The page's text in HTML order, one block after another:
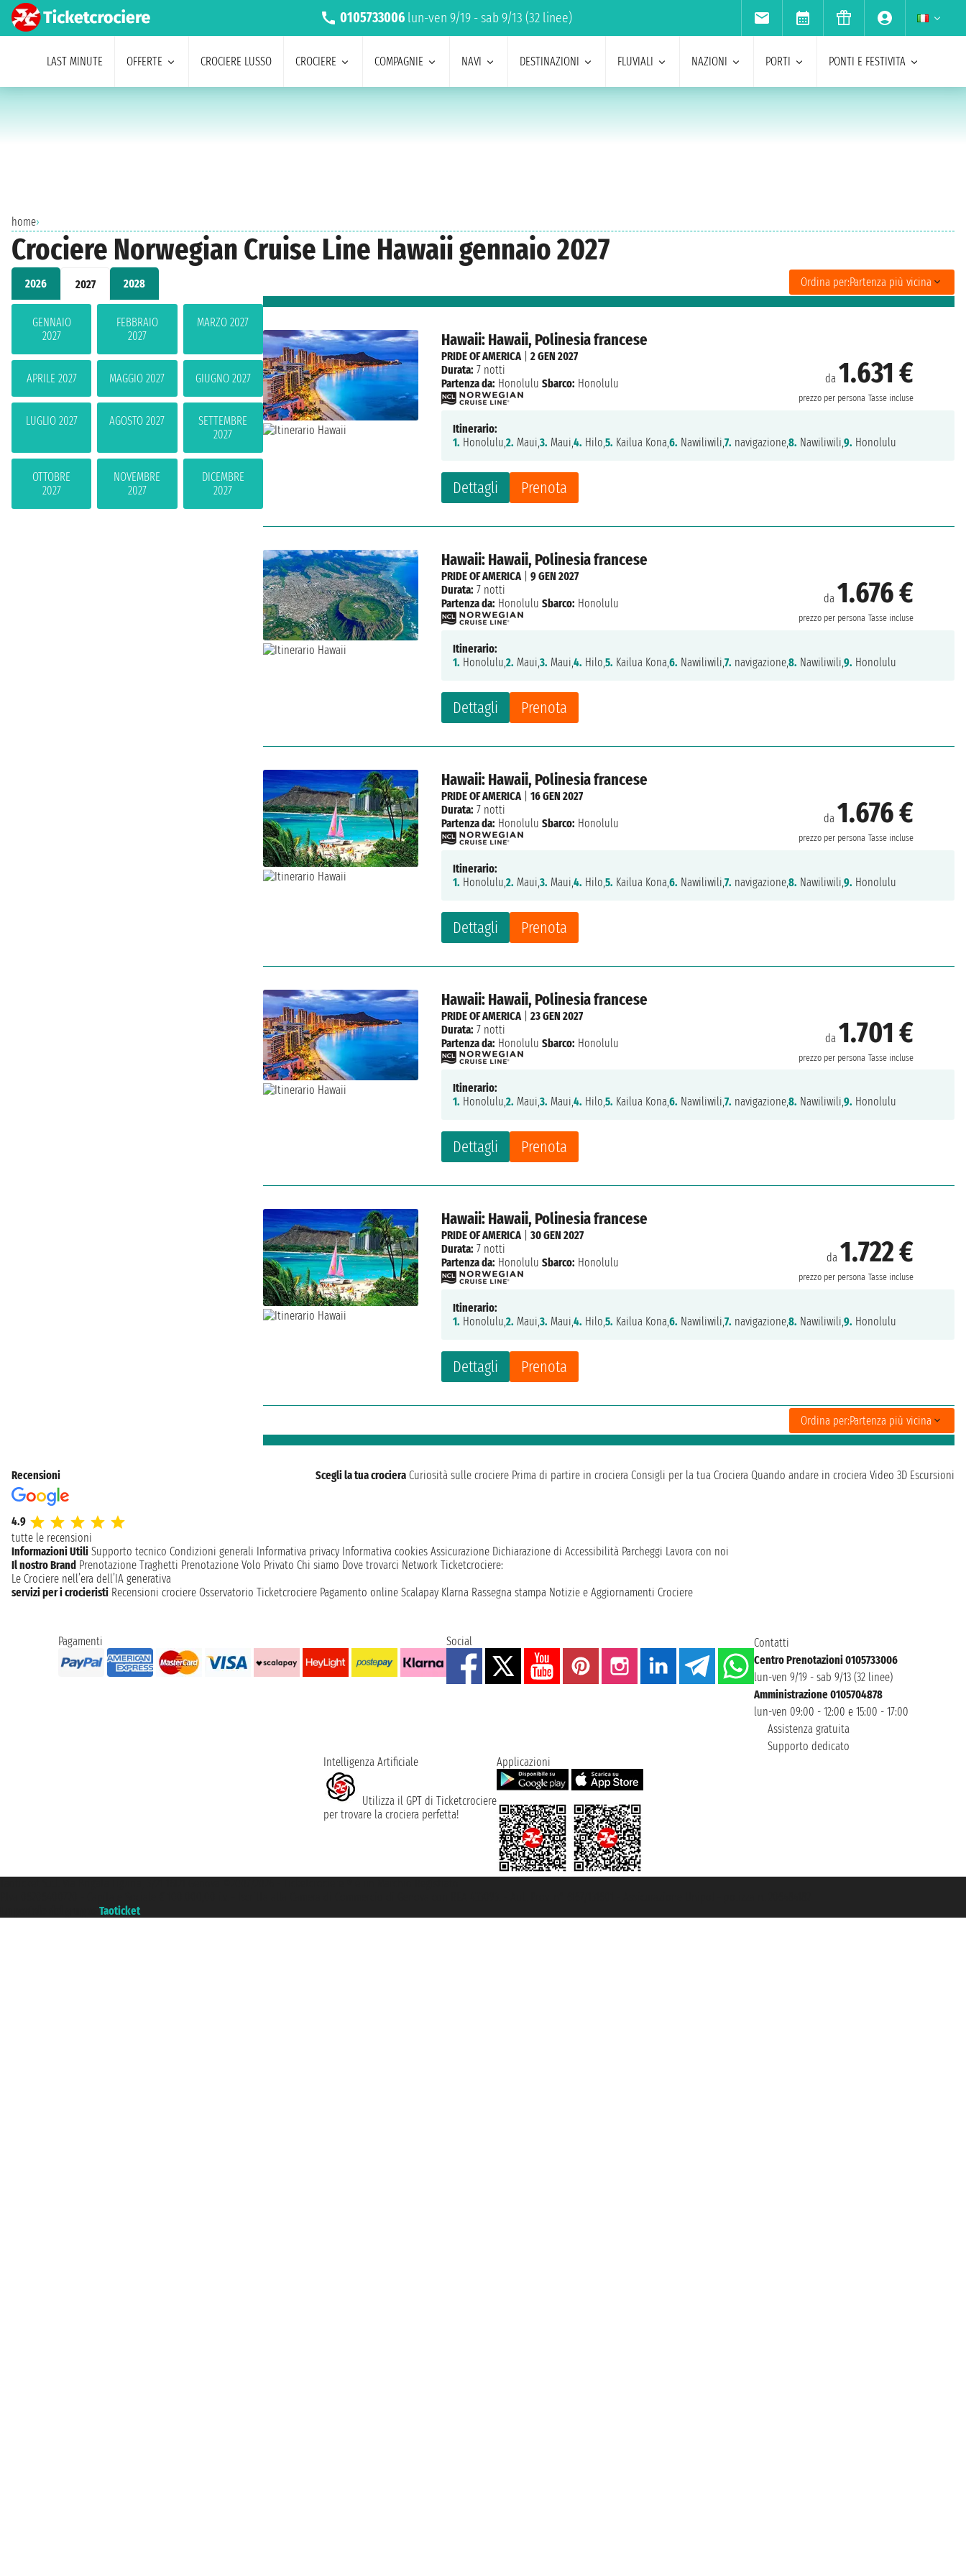
0105733006 lun-ven 9/19 - sab 9/13 (32 linee)
LAST MINUTE OFFERTE CROCIERE LUSSO CROCIERE COMPAGNIE NAVI DESTINAZIONI FLUVIALI NAZIONI PORTI PONTI E FESTIVITA
home›
Crociere Norwegian Cruise Line Hawaii gennaio 2027
2026 2027 2028
GENNAIO
2027
FEBBRAIO
2027
MARZO 2027
APRILE 2027 MAGGIO 2027 GIUGNO 2027
LUGLIO 2027 AGOSTO 2027
SETTEMBRE
2027
OTTOBRE
2027
NOVEMBRE
2027
DICEMBRE
2027
Ordina per:Partenza più vicina
Hawaii: Hawaii, Polinesia francese
da 1.631 €
prezzo per persona Tasse incluse
Dettagli Prenota
PRIDE OF AMERICA|2 GEN 2027
Durata: 7 notti
Partenza da: Honolulu Sbarco: Honolulu
Itinerario:
1. Honolulu,2. Maui,3. Maui,4. Hilo,5. Kailua Kona,6. Nawiliwili,7. navigazione,8. Nawiliwili,9. Honolulu
Hawaii: Hawaii, Polinesia francese
da 1.676 €
prezzo per persona Tasse incluse
Dettagli Prenota
PRIDE OF AMERICA|9 GEN 2027
Durata: 7 notti
Partenza da: Honolulu Sbarco: Honolulu
Itinerario:
1. Honolulu,2. Maui,3. Maui,4. Hilo,5. Kailua Kona,6. Nawiliwili,7. navigazione,8. Nawiliwili,9. Honolulu
Hawaii: Hawaii, Polinesia francese
da 1.676 €
prezzo per persona Tasse incluse
Dettagli Prenota
PRIDE OF AMERICA|16 GEN 2027
Durata: 7 notti
Partenza da: Honolulu Sbarco: Honolulu
Itinerario:
1. Honolulu,2. Maui,3. Maui,4. Hilo,5. Kailua Kona,6. Nawiliwili,7. navigazione,8. Nawiliwili,9. Honolulu
Hawaii: Hawaii, Polinesia francese
da 1.701 €
prezzo per persona Tasse incluse
Dettagli Prenota
PRIDE OF AMERICA |23 GEN 2027
Durata: 7 notti
Partenza da: Honolulu Sbarco: Honolulu
Itinerario:
1. Honolulu,2. Maui,3. Maui,4. Hilo,5. Kailua Kona,6. Nawiliwili,7. navigazione,8. Nawiliwili,9. Honolulu
Hawaii: Hawaii, Polinesia francese
da 1.722 €
prezzo per persona Tasse incluse
Dettagli Prenota
PRIDE OF AMERICA|30 GEN 2027
Durata: 7 notti
Partenza da: Honolulu Sbarco: Honolulu
Itinerario:
1. Honolulu,2. Maui,3. Maui,4. Hilo,5. Kailua Kona,6. Nawiliwili,7. navigazione,8. Nawiliwili,9. Honolulu
Ordina per:Partenza più vicina
Recensioni
4.9
tutte le recensioni
Scegli la tua crociera Curiosità sulle crociere Prima di partire in crociera Consigli per la tua Crociera Quando andare in crociera Video 3D Escursioni
Informazioni Utili Supporto tecnico Condizioni generali Informativa privacy Informativa cookies Assicurazione Dichiarazione di Accessibilità Parcheggi Lavora con noi
Il nostro Brand Prenotazione Traghetti Prenotazione Volo Privato Chi siamo Dove trovarci Network Ticketcrociere:
Le Crociere nell’era dell’IA generativa
servizi per i crocieristi Recensioni crociere Osservatorio Ticketcrociere Pagamento online Scalapay Klarna Rassegna stampa Notizie e Aggiornamenti Crociere
Pagamenti Social
Contatti
Centro Prenotazioni 0105733006
lun-ven 9/19 - sab 9/13 (32 linee)
Amministrazione 0105704878
lun-ven 09:00 - 12:00 e 15:00 - 17:00
Assistenza gratuita
Supporto dedicato
Intelligenza Artificiale
Utilizza il GPT di Ticketcrociere
per trovare la crociera perfetta!
Applicazioni
Taoticket